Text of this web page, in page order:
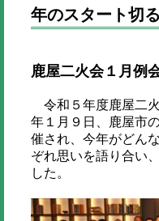
年のスタート切る
鹿屋二火会１月例
令和５年度鹿屋二
年１月９日、鹿屋市
催され、今年がどん
ぞれ思いを語り合い
した。